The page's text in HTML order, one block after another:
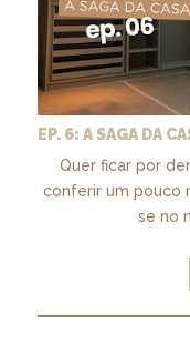
Quer ficar por
conferir um pouco
se no